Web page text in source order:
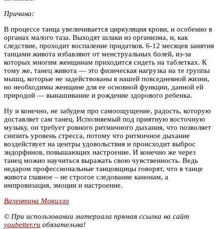
Причина:
В процессе танца увеличивается циркуляция крови, и особенно в
органах малого таза. Выходят шлаки из организма, и, как
следствие, проходит воспаление придатков. 6-12 месяцев занятия
танцами живота избавляют от менструальных болей, из-за
которых многим женщинам приходится сидеть на таблетках. К
тому же, танец живота — это физическая нагрузка на те группы
мышц, которые не задействованы в нашей повседневной жизни,
но необходимы женщине для ее основной функции, данной ей
природой — вынашивание и рождение здорового ребенка.
Ну и конечно, не забудем про самоощущение, радость, которую
доставляет сам танец. Исполняемый под приятную восточную
музыку, он требует ровного ритмичного дыхания, что позволяет
снизить уровень стресса, потому что ритмичное дыхание
воздействует на центры удовольствия и происходит выброс
эндорфинов, повышающих настроение. И конечно же через
танец можно научиться выражать свою чувственность. Ведь
недаром профессиональные танцовщицы говорят, что в танце
живота главное – не строгое следование канонам, а
импровизация, эмоции и настроение.
Валентина Мовилло
© При использовании материала прямая ссылка на сайт
youbetter.ru обязательна!